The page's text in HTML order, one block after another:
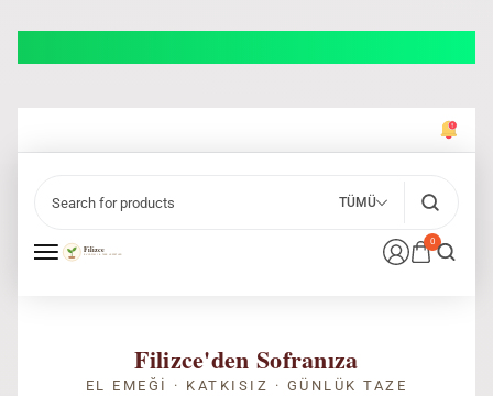
0
TÜMÜ
Filizce'den Sofranıza
EL EMEĞI · KATKISIZ · GÜNLÜK TAZE